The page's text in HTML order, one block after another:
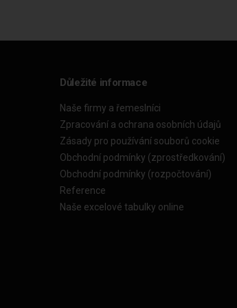
Důležité informace
Naše firmy a řemeslníci
Zpracování a ochrana osobních údajů
Zásady pro používání souborů cookie
Obchodní podmínky (zprostředkování)
Obchodní podmínky (rozpočtování)
Reference
Naše excelové tabulky online